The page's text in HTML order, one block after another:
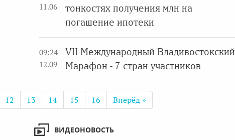
11.06
тонкостях получения млн на
погашение ипотеки
09:24
12.09
VII Международный Владивостокский
Марафон - 7 стран участников
12 13 14 15 16 Вперёд »
ВИДЕОНОВОСТЬ